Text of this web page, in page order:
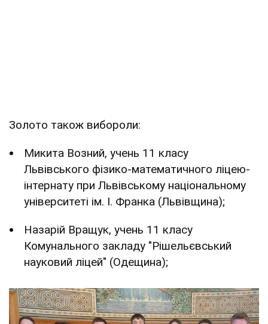
Золото також вибороли:
Микита Возний, учень 11 класу
Львівського фізико-математичного ліцею-
інтернату при Львівському національному
університеті ім. І. Франка (Львівщина);
Назарій Вращук, учень 11 класу
Комунального закладу "Рішельєвський
науковий ліцей" (Одещина);